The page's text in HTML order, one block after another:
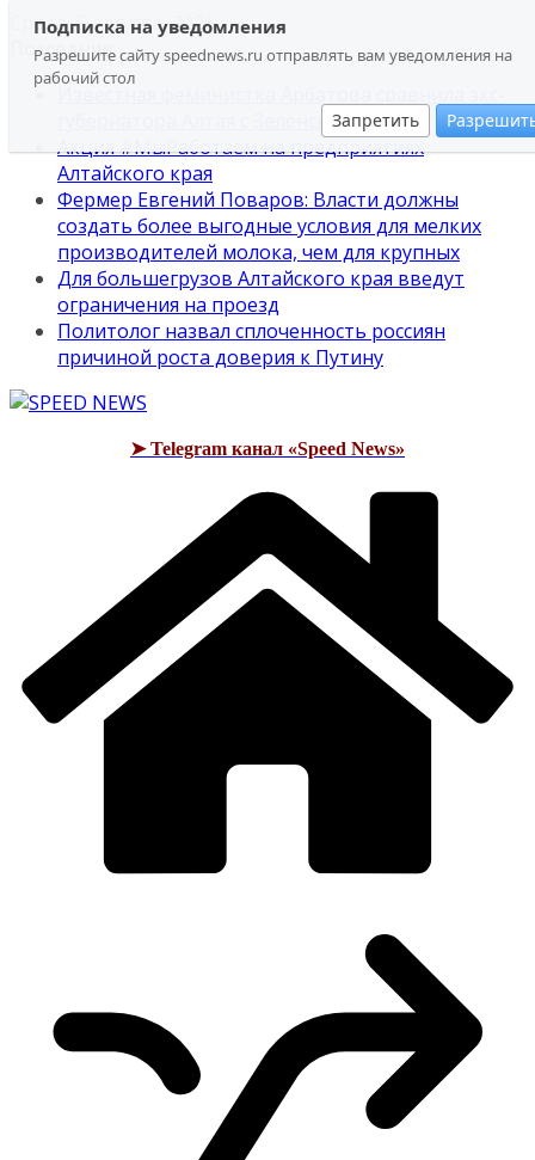
Подписка на уведомления
Разрешите сайту speednews.ru отправлять вам уведомления на
рабочий стол
Запретить
Перейти
содержимому
Среда, 5 августа, 2026
Последние:
губернатора Алтая с Зеленским
Акция #МыРаботаем на предприятиях
Алтайского края
Фермер Евгений Поваров: Власти должны
создать более выгодные условия для мелких
производителей молока, чем для крупных
Для большегрузов Алтайского края введут
ограничения на проезд
Политолог назвал сплоченность россиян
причиной роста доверия к Путину
➤ Telegram канал «Speed News»